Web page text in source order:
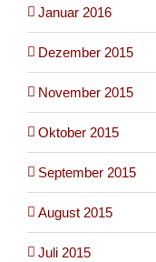
Januar 2016
Dezember 2015
November 2015
Oktober 2015
September 2015
August 2015
Juli 2015